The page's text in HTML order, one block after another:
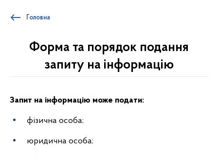
Головна
Форма та порядок подання
запиту на інформацію
Запит на інформацію може подати:
фізична особа;
юридична особа;